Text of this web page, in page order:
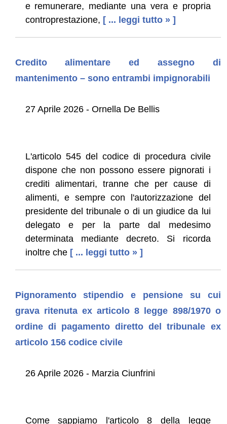
e remunerare, mediante una vera e propria
controprestazione, [ ... leggi tutto » ]
Credito alimentare ed assegno di
mantenimento – sono entrambi impignorabili
27 Aprile 2026 - Ornella De Bellis
L'articolo 545 del codice di procedura civile
dispone che non possono essere pignorati i
crediti alimentari, tranne che per cause di
alimenti, e sempre con l'autorizzazione del
presidente del tribunale o di un giudice da lui
delegato e per la parte dal medesimo
determinata mediante decreto. Si ricorda
inoltre che [ ... leggi tutto » ]
Pignoramento stipendio e pensione su cui
grava ritenuta ex articolo 8 legge 898/1970 o
ordine di pagamento diretto del tribunale ex
articolo 156 codice civile
26 Aprile 2026 - Marzia Ciunfrini
Come sappiamo l'articolo 8 della legge